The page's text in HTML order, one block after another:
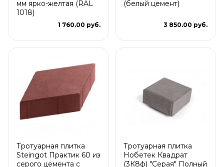
мм ярко-желтая (RAL
1018)
1 760.00 руб.
(белый цемент)
3 850.00 руб.
Тротуарная плитка
Steingot Практик 60 из
серого цемента с
Тротуарная плитка
Нобетек Квадрат
(3К8ф) "Серая" Полный